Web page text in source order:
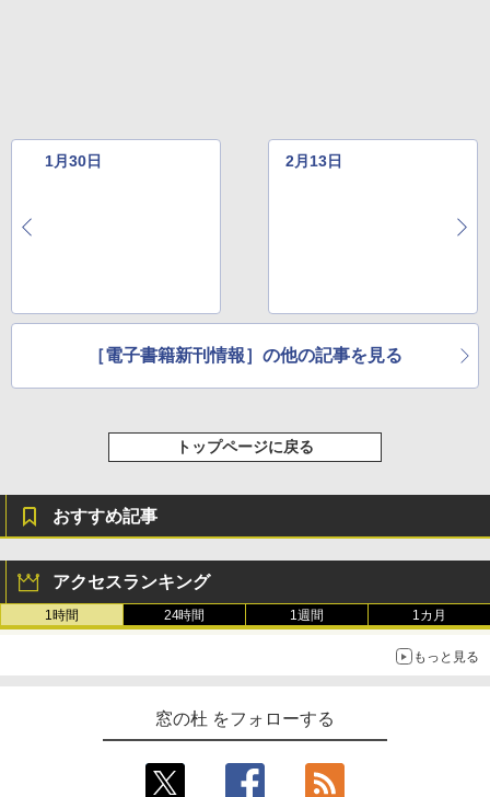
1月30日 2月13日
［電子書籍新刊情報］の他の記事を見る
トップページに戻る
おすすめ記事
アクセスランキング
1時間 24時間 1週間 1カ月
もっと見る
窓の杜 をフォローする